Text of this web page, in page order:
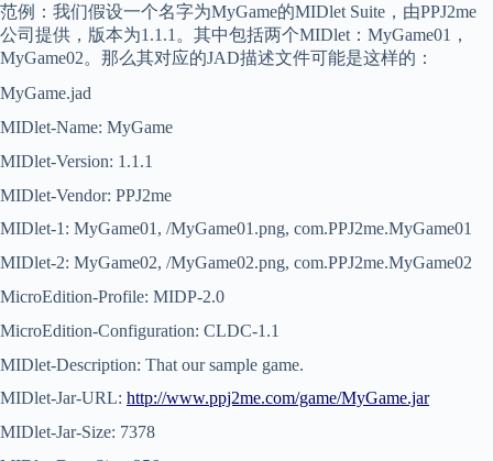
范例：我们假设一个名字为MyGame的MIDlet Suite，由PPJ2me
公司提供，版本为1.1.1。其中包括两个MIDlet：MyGame01，
MyGame02。那么其对应的JAD描述文件可能是这样的：
MyGame.jad
MIDlet-Name: MyGame
MIDlet-Version: 1.1.1
MIDlet-Vendor: PPJ2me
MIDlet-1: MyGame01, /MyGame01.png, com.PPJ2me.MyGame01
MIDlet-2: MyGame02, /MyGame02.png, com.PPJ2me.MyGame02
MicroEdition-Profile: MIDP-2.0
MicroEdition-Configuration: CLDC-1.1
MIDlet-Description: That our sample game.
MIDlet-Jar-URL: http://www.ppj2me.com/game/MyGame.jar
MIDlet-Jar-Size: 7378